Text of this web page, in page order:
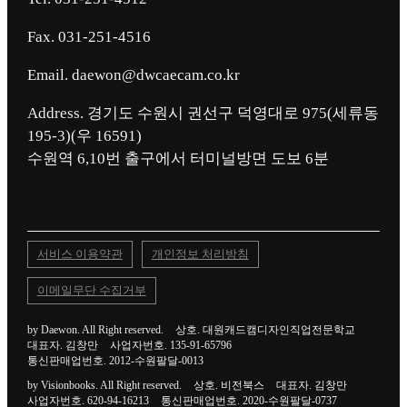
Fax. 031-251-4516
Email. daewon@dwcaecam.co.kr
Address. 경기도 수원시 권선구 덕영대로 975(세류동
195-3)(우 16591)
서비스 이용약관 개인정보 처리방침
이메일무단 수집거부
by Daewon. All Right reserved.
상호. 대원캐드캠디자인직업전문학교
대표자. 김창만
사업자번호. 135-91-65796
통신판매업번호. 2012-수원팔달-0013
by Visionbooks. All Right reserved. 상호. 비전북스
대표자. 김창만
사업자번호. 620-94-16213
통신판매업번호. 2020-수원팔달-0737